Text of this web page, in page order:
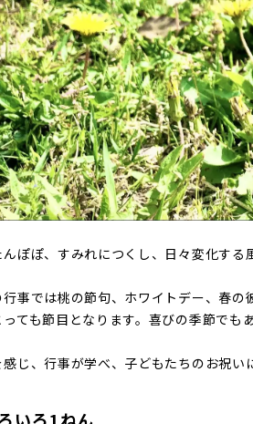
ぽぽ、すみれにつくし、日々変化する
事では桃の節句、ホワイトデー、春
ても節目となります。喜びの季節でも
じ、行事が学べ、子どもたちのお祝い